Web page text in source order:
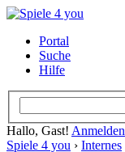
Portal
Suche
Hilfe
Hallo, Gast! Anmelden
Spiele 4 you › Internes